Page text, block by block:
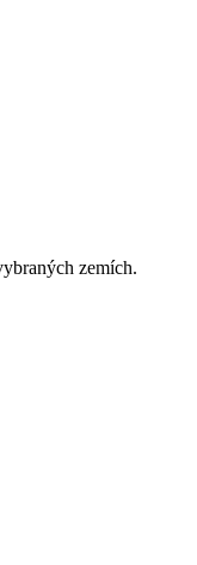
zemích.